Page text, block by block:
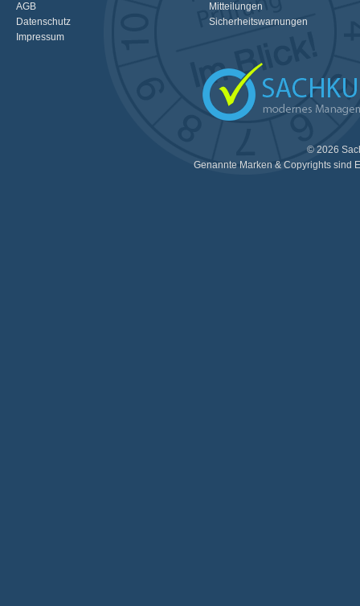
AGB
Datenschutz
Impressum
Mitteilungen
Sicherheitswarnungen
© 2026
Genannte Marken & Copyrights sind